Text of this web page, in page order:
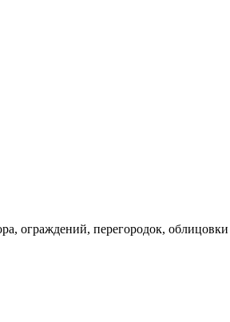
ограждений, перегородок,